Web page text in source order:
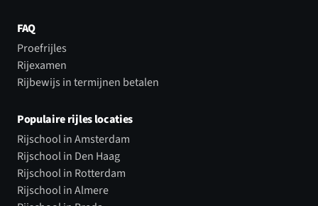
FAQ
Proefrijles
Rijexamen
Rijbewijs in termijnen betalen
Populaire rijles locaties
Rijschool in Amsterdam
Rijschool in Den Haag
Rijschool in Rotterdam
Rijschool in Almere